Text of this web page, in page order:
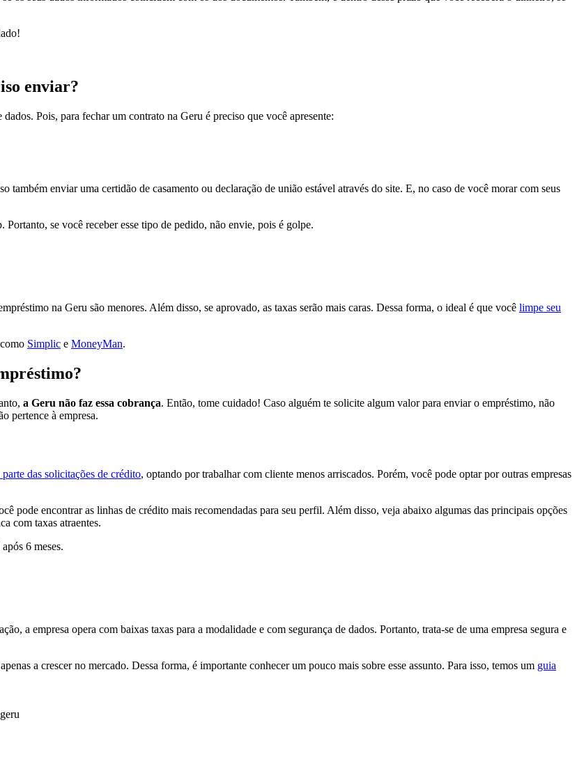
enviar?
Pois, para fechar um contrato na Geru é preciso que você apresente:
também enviar uma certidão de casamento ou declaração de união estável através do site. E, no caso de você morar com seus
se você receber esse tipo de pedido, não envie, pois é golpe.
na Geru são menores. Além disso, se aprovado, as taxas serão mais caras. Dessa forma, o ideal é que você limpe seu
Simplic e MoneyMan.
a Geru não faz essa cobrança. Então, tome cuidado! Caso alguém te solicite algum valor para enviar o empréstimo, não
pertence à empresa.
das solicitações de crédito, optando por trabalhar com cliente menos arriscados. Porém, você pode optar por outras empresas
pode encontrar as linhas de crédito mais recomendadas para seu perfil. Além disso, veja abaixo algumas das principais opções
com taxas atraentes.
6 meses.
a empresa opera com baixas taxas para a modalidade e com segurança de dados. Portanto, trata-se de uma empresa segura e
a crescer no mercado. Dessa forma, é importante conhecer um pouco mais sobre esse assunto. Para isso, temos um guia
geru